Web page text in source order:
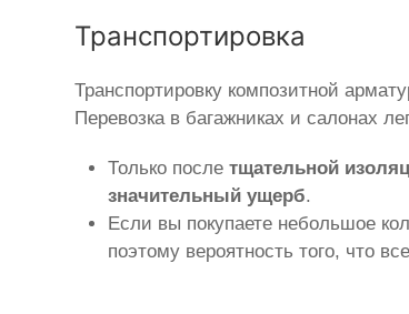
Транспортировка
Транспортировку композитной
Перевозка в багажниках и салонах
Только послетщательной
значительный ущерб.
Если вы покупаете небольшое
поэтому вероятность того, что